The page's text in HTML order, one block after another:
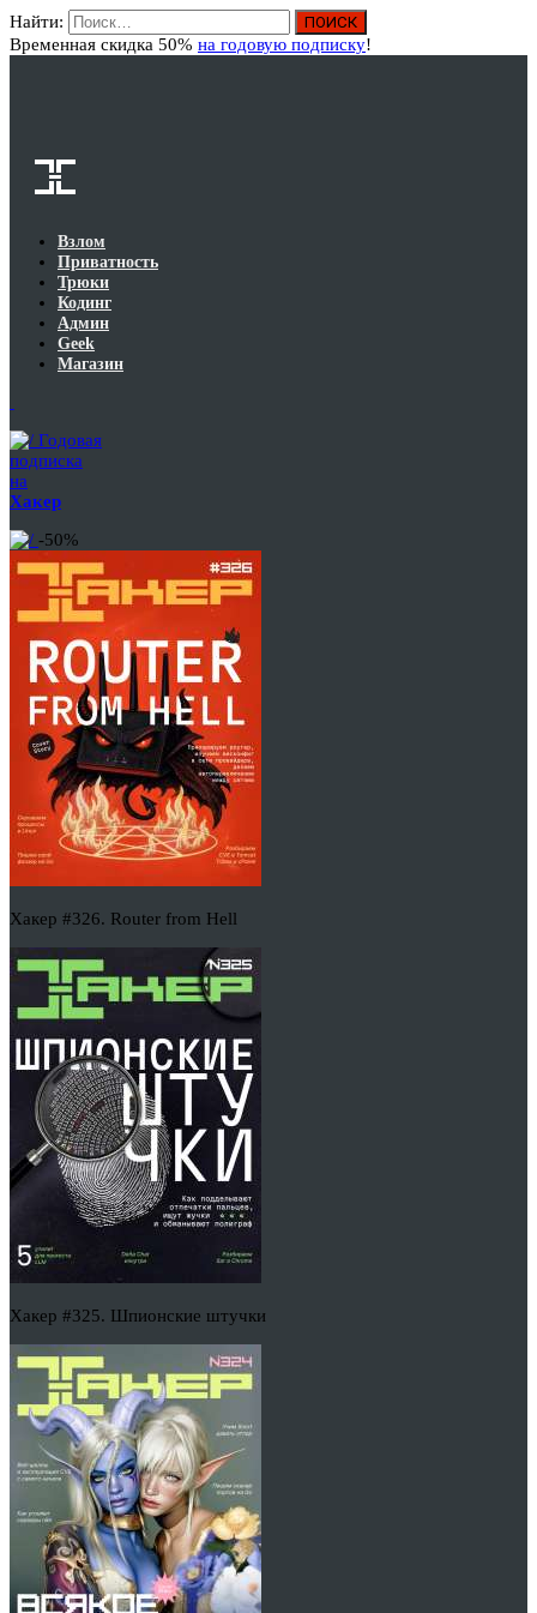
Найти:
Временная скидка 50% на годовую подписку!
Взлом
Приватность
Трюки
Кодинг
Админ
Geek
Магазин
Годовая
подписка
на
Хакер
-50%
Хакер #326. Router from Hell
Хакер #325. Шпионские штучки